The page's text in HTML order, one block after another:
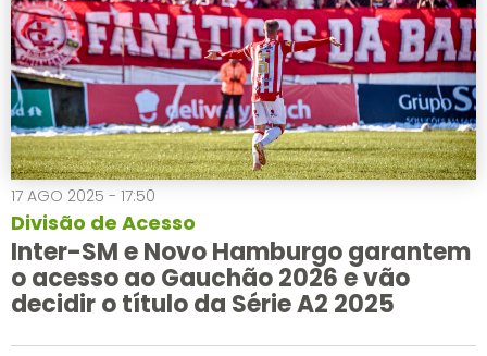
17 AGO 2025 - 17:50
Divisão de Acesso
Inter-SM e Novo Hamburgo garantem
o acesso ao Gauchão 2026 e vão
decidir o título da Série A2 2025